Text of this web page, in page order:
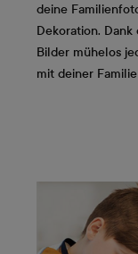
deine
Dekoration.
Bilder mühelos
mit deiner